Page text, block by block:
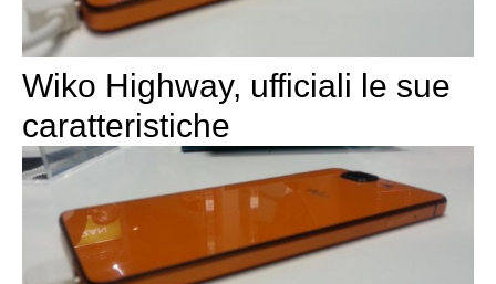
Wiko Highway, ufficiali le sue
caratteristiche